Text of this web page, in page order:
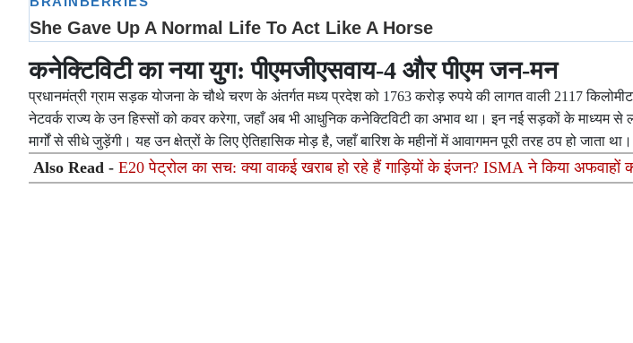
कनेक्टिविटी का नया युग: पीएमजीएसवाय-4 और पीएम जन-मन
प्रधानमंत्री ग्राम सड़क योजना के चौथे चरण के अंतर्गत मध्य प्रदेश को 1763 करोड़ रुपये की लागत वाली 2117
नेटवर्क राज्य के उन हिस्सों को कवर करेगा, जहाँ अब भी आधुनिक कनेक्टिविटी का अभाव था। इन नई सड़कों के माध्यम से
मार्गों से सीधे जुड़ेंगी। यह उन क्षेत्रों के लिए ऐतिहासिक मोड़ है, जहाँ बारिश के महीनों में आवागमन पूरी तरह ठप हो जाता था।
Also Read - E20 पेट्रोल का सच: क्या वाकई खराब हो रहे हैं गाड़ियों के इंजन? ISMA ने किया अफवाहों